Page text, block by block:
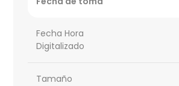
Fecha Hora
Digitalizado
Tamaño